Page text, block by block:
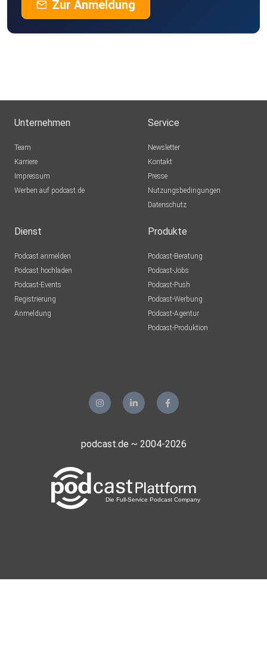
Zur Anmeldung
Unternehmen
Team
Karriere
Impressum
Werben auf podcast.de
Service
Newsletter
Kontakt
Presse
Nutzungsbedingungen
Datenschutz
Dienst
Podcast anmelden
Podcast hochladen
Podcast-Events
Registrierung
Anmeldung
Produkte
Podcast-Beratung
Podcast-Jobs
Podcast-Push
Podcast-Werbung
Podcast-Agentur
Podcast-Produktion
podcast.de ~ 2004-2026